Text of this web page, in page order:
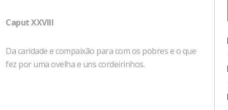
Caput XXVIII
Da caridade e compaixão para com os pobres e o que
fez por uma ovelha e uns cordeirinhos.